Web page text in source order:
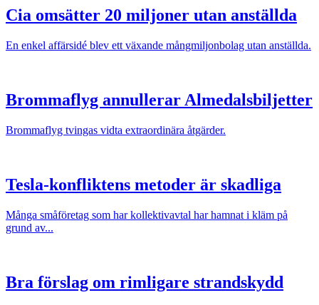
Cia omsätter 20 miljoner utan anställda
En enkel affärsidé blev ett växande mångmiljonbolag utan anställda.
Brommaflyg annullerar Almedalsbiljetter
Brommaflyg tvingas vidta extraordinära åtgärder.
Tesla-konfliktens metoder är skadliga
Många småföretag som har kollektivavtal har hamnat i kläm på
grund av...
Bra förslag om rimligare strandskydd